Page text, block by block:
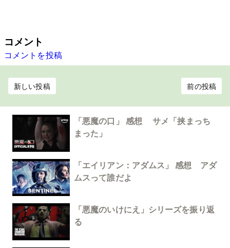
コメント
コメントを投稿
新しい投稿 前の投稿
「悪魔の口」 感想 サメ「挟まっち
まった」
「エイリアン：アダムス」 感想 アダ
ムスって誰だよ
「悪魔のいけにえ」シリーズを振り返
る